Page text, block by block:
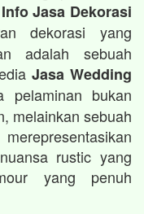
Info Jasa Dekorasi
dekorasi yang
adalah sebuah
Jasa Wedding
pelaminan bukan
melainkan sebuah
rustic yang
yang penuh